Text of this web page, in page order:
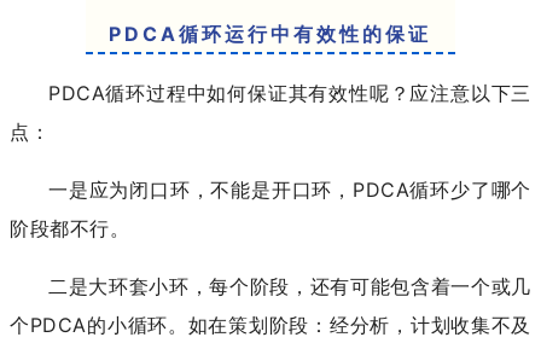
PDCA循环运行中有效性的保证
PDCA循环过程中如何保证其有效性呢？应注意以下三
点：
一是应为闭口环，不能是开口环，PDCA循环少了哪个
阶段都不行。
二是大环套小环，每个阶段，还有可能包含着一个或几
个PDCA的小循环。如在策划阶段：经分析，计划收集不及